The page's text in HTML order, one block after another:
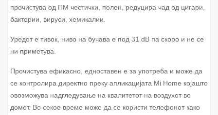
прочистува од ПМ честички, полен, редуцира чад од цигари,
бактерии, вируси, хемикалии.
Уредот е тивок, ниво на бучава е под 31 dB па скоро и не се
ни приметува.
Прочистува ефикасно, едноставен е за употреба и може да
се контролира директно преку апликацијата Mi Home којашто
овозможува надгледување на квалитетот на воздухот во
домот. Во секое време може да се користи телефонот како